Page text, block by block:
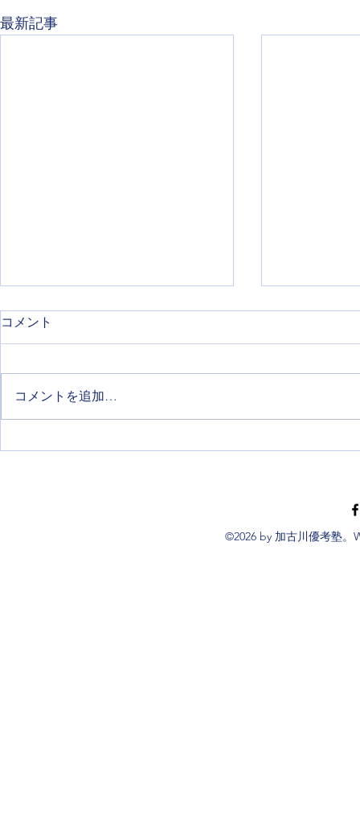
最新記事
令和９年度兵庫県公立高等学
進学、進級
コメント
コメントを追加…
©2026 by 加古川優考塾。